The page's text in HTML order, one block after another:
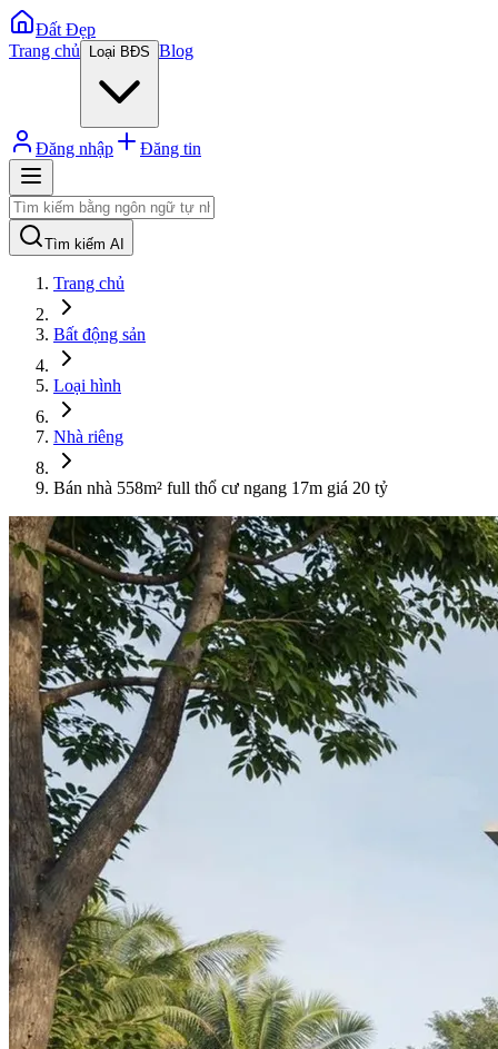
Đất Đẹp
Trang chủ
Loại BĐS Blog
Đăng nhập Đăng tin
Tìm kiếm AI
Trang chủ
Bất động sản
Loại hình
Nhà riêng
Bán nhà 558m² full thổ cư ngang 17m giá 20 tỷ